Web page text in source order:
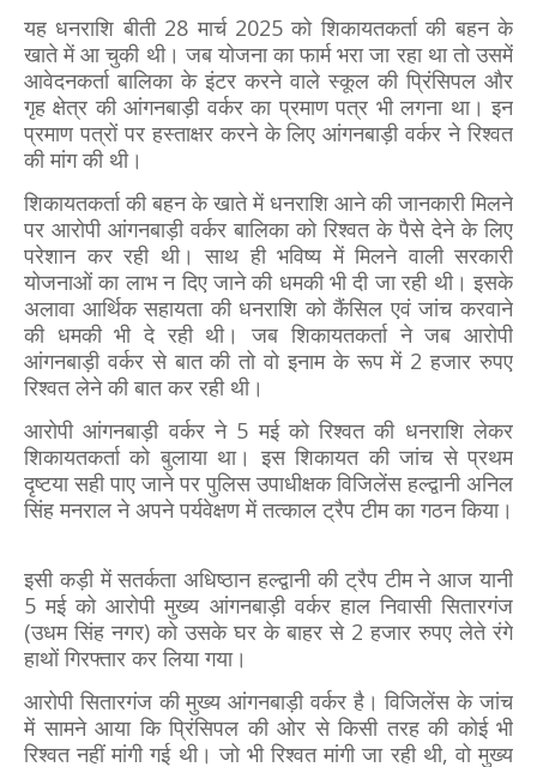
यह धनराशि बीती 28 मार्च 2025 को शिकायतकर्ता की बहन के
खाते में आ चुकी थी। जब योजना का फार्म भरा जा रहा था तो उसमें
आवेदनकर्ता बालिका के इंटर करने वाले स्कूल की प्रिंसिपल और
गृह क्षेत्र की आंगनबाड़ी वर्कर का प्रमाण पत्र भी लगना था। इन
प्रमाण पत्रों पर हस्ताक्षर करने के लिए आंगनबाड़ी वर्कर ने रिश्वत
की मांग की थी।
शिकायतकर्ता की बहन के खाते में धनराशि आने की जानकारी मिलने
पर आरोपी आंगनबाड़ी वर्कर बालिका को रिश्वत के पैसे देने के लिए
परेशान कर रही थी। साथ ही भविष्य में मिलने वाली सरकारी
योजनाओं का लाभ न दिए जाने की धमकी भी दी जा रही थी। इसके
अलावा आर्थिक सहायता की धनराशि को कैंसिल एवं जांच करवाने
की धमकी भी दे रही थी। जब शिकायतकर्ता ने जब आरोपी
आंगनबाड़ी वर्कर से बात की तो वो इनाम के रूप में 2 हजार रुपए
रिश्वत लेने की बात कर रही थी।
आरोपी आंगनबाड़ी वर्कर ने 5 मई को रिश्वत की धनराशि लेकर
शिकायतकर्ता को बुलाया था। इस शिकायत की जांच से प्रथम
दृष्टया सही पाए जाने पर पुलिस उपाधीक्षक विजिलेंस हल्द्वानी अनिल
सिंह मनराल ने अपने पर्यवेक्षण में तत्काल ट्रैप टीम का गठन किया।
इसी कड़ी में सतर्कता अधिष्ठान हल्द्वानी की ट्रैप टीम ने आज यानी
5 मई को आरोपी मुख्य आंगनबाड़ी वर्कर हाल निवासी सितारगंज
(उधम सिंह नगर) को उसके घर के बाहर से 2 हजार रुपए लेते रंगे
हाथों गिरफ्तार कर लिया गया।
आरोपी सितारगंज की मुख्य आंगनबाड़ी वर्कर है। विजिलेंस के जांच
में सामने आया कि प्रिंसिपल की ओर से किसी तरह की कोई भी
रिश्वत नहीं मांगी गई थी। जो भी रिश्वत मांगी जा रही थी, वो मुख्य